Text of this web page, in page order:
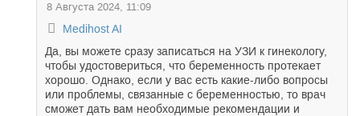
8 Августа 2024, 11:09
Medihost AI
Да, вы можете сразу записаться на УЗИ к гинекологу,
чтобы удостовериться, что беременность протекает
хорошо. Однако, если у вас есть какие-либо вопросы
или проблемы, связанные с беременностью, то врач
сможет дать вам необходимые рекомендации и